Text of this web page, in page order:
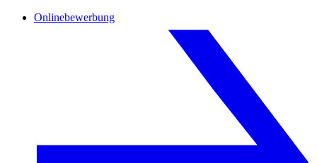
Onlinebewerbung